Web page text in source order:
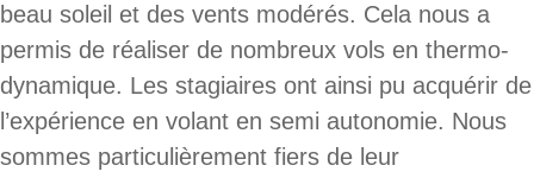
beau soleil et des vents modérés. Cela nous a
permis de réaliser de nombreux vols en thermo-
dynamique. Les stagiaires ont ainsi pu acquérir de
l’expérience en volant en semi autonomie. Nous
sommes particulièrement fiers de leur